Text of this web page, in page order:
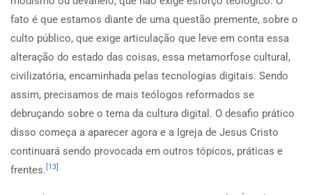
fato é que estamos diante de uma questão premente, sobre o
culto público, que exige articulação que leve em conta essa
alteração do estado das coisas, essa metamorfose cultural,
civilizatória, encaminhada pelas tecnologias digitais. Sendo
assim, precisamos de mais teólogos reformados se
debruçando sobre o tema da cultura digital. O desafio prático
disso começa a aparecer agora e a Igreja de Jesus Cristo
continuará sendo provocada em outros tópicos, práticas e
frentes. [13]